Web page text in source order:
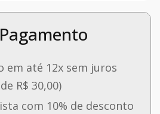
em até 12x sem juros
R$ 30,00)
com 10% de desconto